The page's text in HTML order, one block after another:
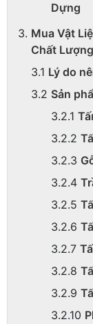
Dựng
Mua Vật
Chất
Lý do
Sản